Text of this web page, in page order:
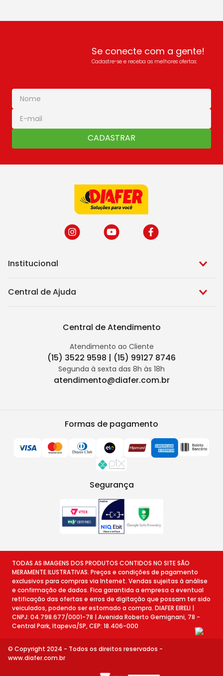
Se conecte com a gente!
Cadastre-se e receba as melhores ofertas:
CADASTRAR
Institucional
Central de Ajuda
Central de Atendimento
Atendimento ao Cliente
(15) 3522 9598 | (15) 99127 8746
Segunda à sexta das 8h às 18h
atendimento@diafer.com.br
Formas de pagamento
Segurança
TODAS AS IMAGENS DOS PRODUTOS CONTIDOS NO SITE SÃO
MERAMENTE ILUSTRATIVAS. Preços e condições de pagamento
exclusivos para compras via Internet. Vendas sujeitas à análise
e confirmação de dados. Fica garantida a empresa a eventual
retificação das ofertas e erros de digitação que possam ter sido
veiculados, podendo ser estornado a compra. DIAFER EIRELI |
CNPJ: 04.798.677/0001-78 | Avenida Roberto Gemignani, 78 -
Central Park, Itapeva/SP, CEP: 18.406-000
© Copyright 2024 - Todos os direitos reservados -
www.diafer.com.br